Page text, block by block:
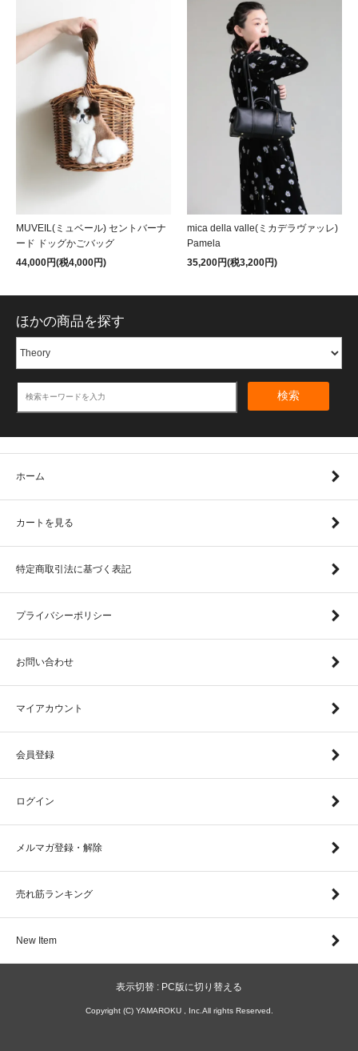
MUVEIL(ミュベール) セントバーナ
ード ドッグかごバッグ
44,000円(税4,000円)
mica della valle(ミカデラヴァッレ)
Pamela
35,200円(税3,200円)
ほかの商品を探す
検索
ホーム
カートを見る
特定商取引法に基づく表記
プライバシーポリシー
お問い合わせ
マイアカウント
会員登録
ログイン
メルマガ登録・解除
売れ筋ランキング
New Item
表示切替 : PC版に切り替える
Copyright (C) YAMAROKU , Inc.All rights Reserved.